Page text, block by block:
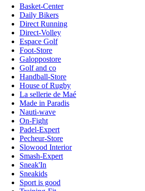
Basket-Center
Daily Bikers
Direct Running
Direct-Volley
Espace Golf
Foot-Store
Galoppostore
Golf and co
Handball-Store
House of Rugby
La sellerie de Maé
Made in Paradis
Nauti-wave
On-Fight
Padel-Expert
Pecheur-Store
Slowood Interior
Smash-Expert
Sneak'In
Sneakids
Sport is good